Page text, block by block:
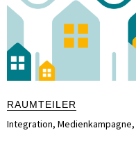
RAUMTEILER
Integration, Medienkampagne,